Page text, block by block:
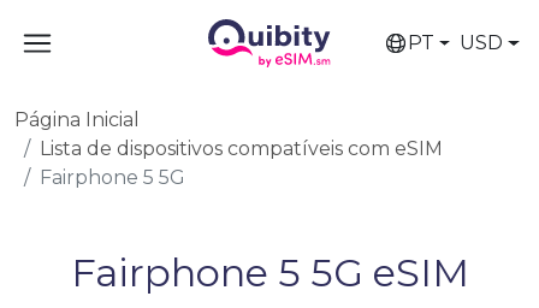
PT USD
Página Inicial
Lista de dispositivos compatíveis com eSIM
Fairphone 5 5G
Fairphone 5 5G eSIM